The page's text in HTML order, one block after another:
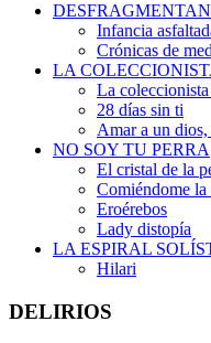
Infancia
Crónicas de
LA
La coleccionista
28 días sin ti
Amar a un
NO SOY TU PERRA
El cristal de la
Comiéndome la
Eroérebos
Lady distopía
LA ESPIRAL
Hilari
DELIRIOS